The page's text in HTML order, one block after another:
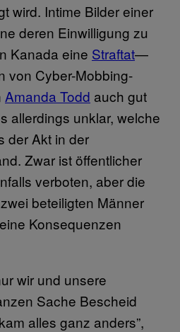
wird. Intime Bilder einer
deren Einwilligung zu
Kanada eine Straftat—
von Cyber-Mobbing-
Amanda Todd auch gut
allerdings unklar, welche
der Akt in der
Zwar ist öffentlicher
verboten, aber die
beteiligten Männer
Konsequenzen
wir und unsere
Sache Bescheid
alles ganz anders”,